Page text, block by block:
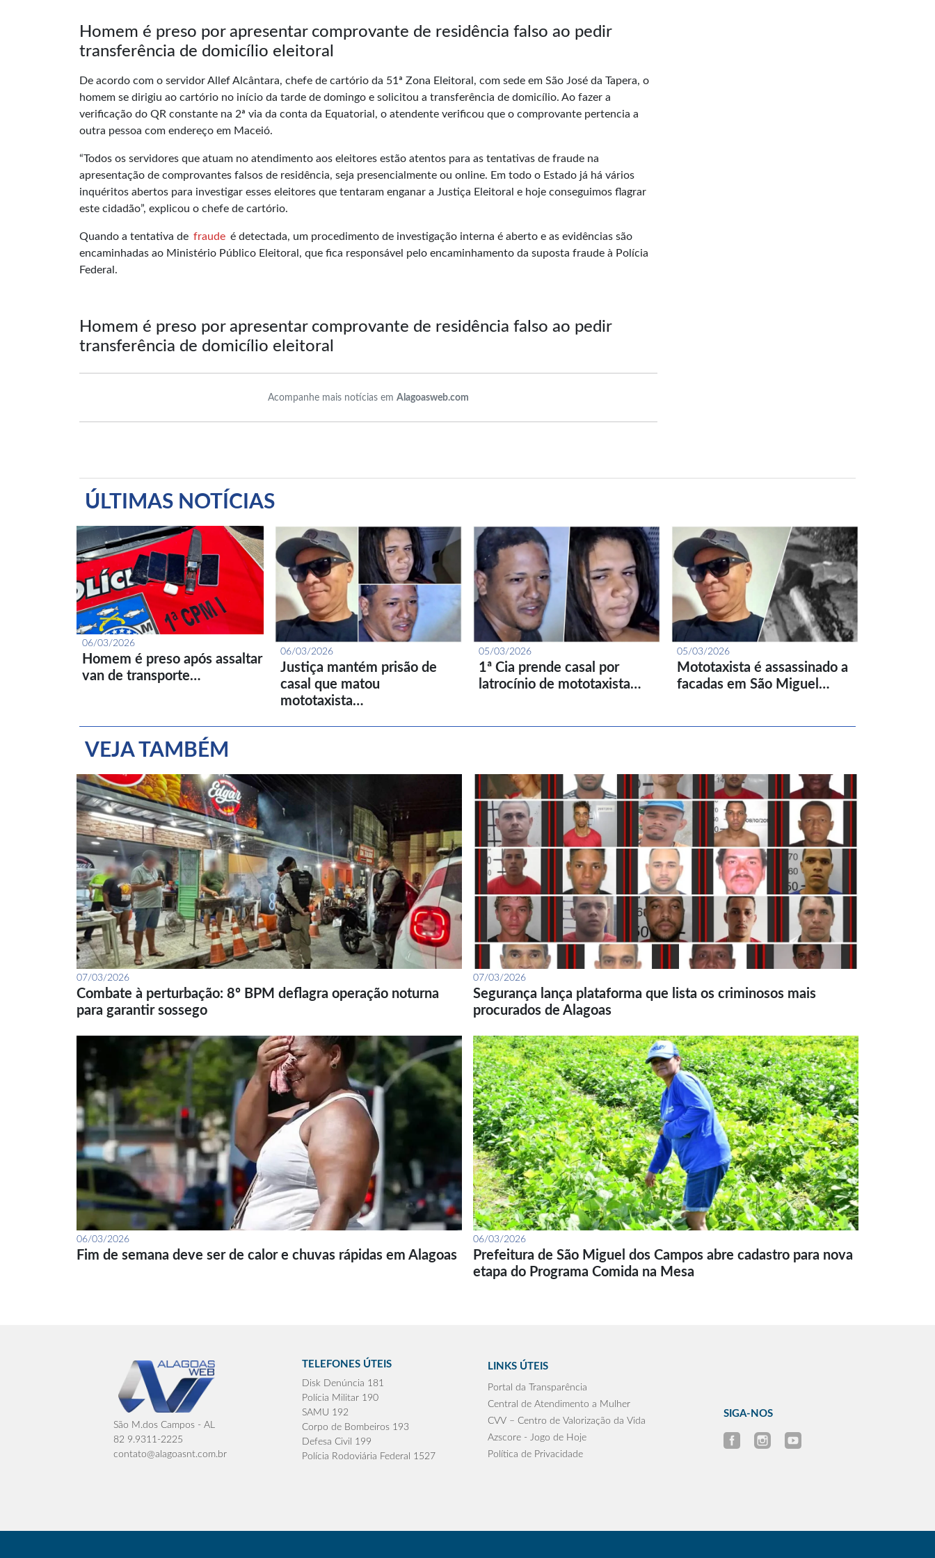
Homem é preso por apresentar comprovante de residência falso ao pedir
transferência de domicílio eleitoral
De acordo com o servidor Allef Alcântara, chefe de cartório da 51ª Zona Eleitoral, com sede em São José da Tapera, o
homem se dirigiu ao cartório no início da tarde de domingo e solicitou a transferência de domicílio. Ao fazer a
verificação do QR constante na 2ª via da conta da Equatorial, o atendente verificou que o comprovante pertencia a
outra pessoa com endereço em Maceió.
“Todos os servidores que atuam no atendimento aos eleitores estão atentos para as tentativas de fraude na
apresentação de comprovantes falsos de residência, seja presencialmente ou online. Em todo o Estado já há vários
inquéritos abertos para investigar esses eleitores que tentaram enganar a Justiça Eleitoral e hoje conseguimos flagrar
este cidadão”, explicou o chefe de cartório.
Quando a tentativa de fraude é detectada, um procedimento de investigação interna é aberto e as evidências são
encaminhadas ao Ministério Público Eleitoral, que fica responsável pelo encaminhamento da suposta fraude à Polícia
Federal.
Homem é preso por apresentar comprovante de residência falso ao pedir
transferência de domicílio eleitoral
Acompanhe mais notícias em Alagoasweb.com
ÚLTIMAS NOTÍCIAS
06/03/2026
Homem é preso após assaltar
van de transporte…
06/03/2026
Justiça mantém prisão de
casal que matou
mototaxista…
05/03/2026
1ª Cia prende casal por
latrocínio de mototaxista…
05/03/2026
Mototaxista é assassinado a
facadas em São Miguel…
VEJA TAMBÉM
07/03/2026
Combate à perturbação: 8º BPM deflagra operação noturna
para garantir sossego
07/03/2026
Segurança lança plataforma que lista os criminosos mais
procurados de Alagoas
06/03/2026
Fim de semana deve ser de calor e chuvas rápidas em Alagoas
06/03/2026
Prefeitura de São Miguel dos Campos abre cadastro para nova
etapa do Programa Comida na Mesa
São M.dos Campos - AL
82 9.9311-2225
contato@alagoasnt.com.br
TELEFONES ÚTEIS
Disk Denúncia 181
Polícia Militar 190
SAMU 192
Corpo de Bombeiros 193
Defesa Civil 199
Polícia Rodoviária Federal 1527
LINKS ÚTEIS
Portal da Transparência
Central de Atendimento a Mulher
CVV – Centro de Valorização da Vida
Azscore - Jogo de Hoje
Política de Privacidade
SIGA-NOS